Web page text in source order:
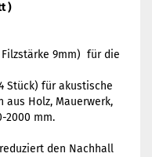
)
Filzstärke 9mm) für die
Stück) für akustische
aus Holz, Mauerwerk,
2000 mm.
den Nachhall